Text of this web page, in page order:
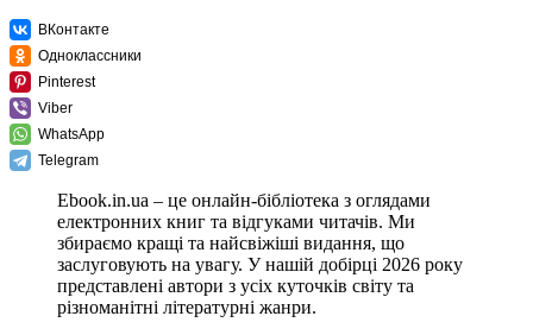
ВКонтакте
Одноклассники
Pinterest
Viber
WhatsApp
Telegram
Ebook.in.ua – це онлайн-бібліотека з оглядами
електронних книг та відгуками читачів. Ми
збираємо кращі та найсвіжіші видання, що
заслуговують на увагу. У нашій добірці 2026 року
представлені автори з усіх куточків світу та
різноманітні літературні жанри.